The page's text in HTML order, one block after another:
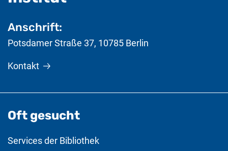
Anschrift:
Potsdamer Straße 37, 10785 Berlin
Kontakt
Oft gesucht
Services der Bibliothek